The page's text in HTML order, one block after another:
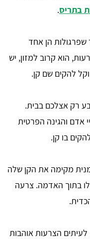
בתריס.
הן אחד
הוא קרוב למזון, יש
להקים שם קן.
רק אצלכם בבית.
אדם והגינה הפרטית
בו קן.
מקימה את הקן שלה
בתוך האדמה. צרעה
לעיתים הצרעות אוהבות